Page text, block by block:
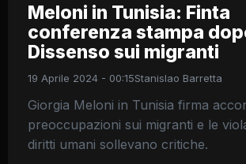
Meloni in Tunisia: Finta
conferenza stampa
Dissenso sui migranti
19 Aprile 2024 - 00:15Stanislao Barretta
Giorgia Meloni in Tunisia firma
preoccupazioni sui migranti e le
diritti umani sollevano critiche.